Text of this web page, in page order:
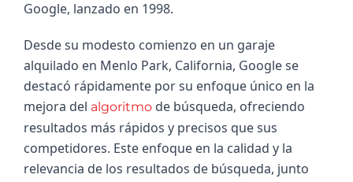
Google, lanzado en 1998.
Desde su modesto comienzo en un garaje
alquilado en Menlo Park, California, Google se
destacó rápidamente por su enfoque único en la
mejora del algoritmo de búsqueda, ofreciendo
resultados más rápidos y precisos que sus
competidores. Este enfoque en la calidad y la
relevancia de los resultados de búsqueda, junto